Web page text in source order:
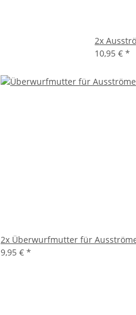
2x
10,95 € *
2x Überwurfmutter für
9,95 € *